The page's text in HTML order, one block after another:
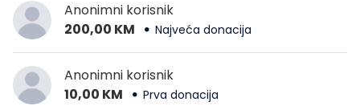
Anonimni korisnik
200,00 KM
Najveća donacija
Anonimni korisnik
10,00 KM
Prva donacija